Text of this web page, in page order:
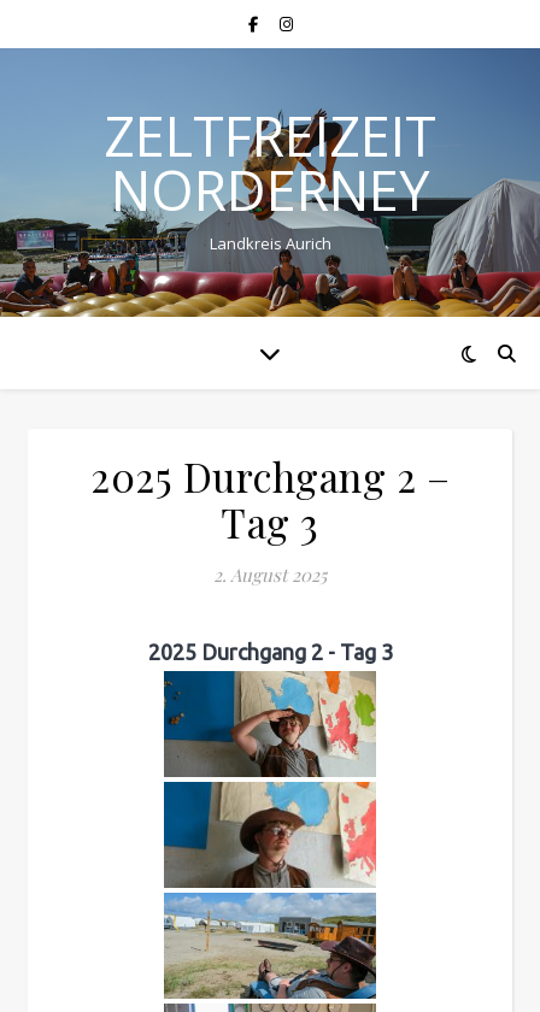
ZELTFREIZEIT
NORDERNEY
Landkreis Aurich
2025 Durchgang 2 –
Tag 3
2. August 2025
2025 Durchgang 2 - Tag 3